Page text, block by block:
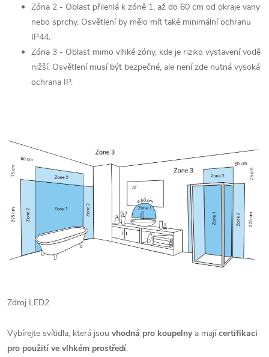
Zóna 2 - Oblast přilehlá k zóně 1, až do 60 cm od okraje vany
nebo sprchy. Osvětlení by mělo mít také minimální ochranu
IP44.
Zóna 3 - Oblast mimo vlhké zóny, kde je riziko vystavení vodě
nižší. Osvětlení musí být bezpečné, ale není zde nutná vysoká
ochrana IP.
Zdroj LED2.
Vybírejte svítidla, která jsou vhodná pro koupelnya majícertifikaci
pro použití ve vlhkém prostředí.